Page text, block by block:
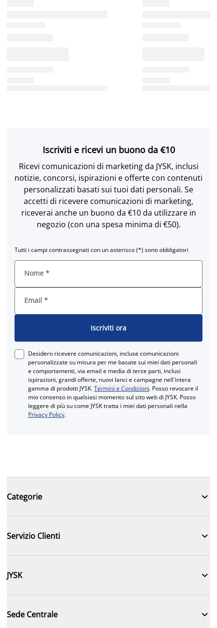
Iscriviti e ricevi un buono da €10
Ricevi comunicazioni di marketing da JYSK, inclusi
notizie, concorsi, ispirazioni e offerte con contenuti
personalizzati basati sui tuoi dati personali. Se
accetti di ricevere comunicazioni di marketing,
riceverai anche un buono da €10 da utilizzare in
negozio (con una spesa minima di €50).
Tutti i campi contrassegnati con un asterisco (*) sono obbligatori
Nome *
Email *
Iscriviti ora
Desidero ricevere comunicazioni, incluse comunicazioni
personalizzate su misura per me basate sui miei dati personali
e comportamenti, via email e media di terze parti, inclusi
ispirazioni, grandi offerte, nuovi lanci e campagne nell'intera
gamma di prodotti JYSK.Termini e Condizioni. Posso revocare il
mio consenso in qualsiasi momento sul sito web di JYSK. Posso
leggere di più su come JYSK tratta i miei dati personali nella
Privacy Policy.
Categorie 
Servizio Clienti 
JYSK 
Sede Centrale 